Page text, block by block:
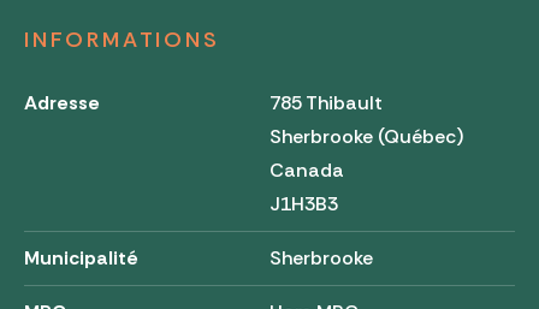
INFORMATIONS
Adresse
785 Thibault
Sherbrooke (Québec)
Canada
J1H3B3
Municipalité Sherbrooke